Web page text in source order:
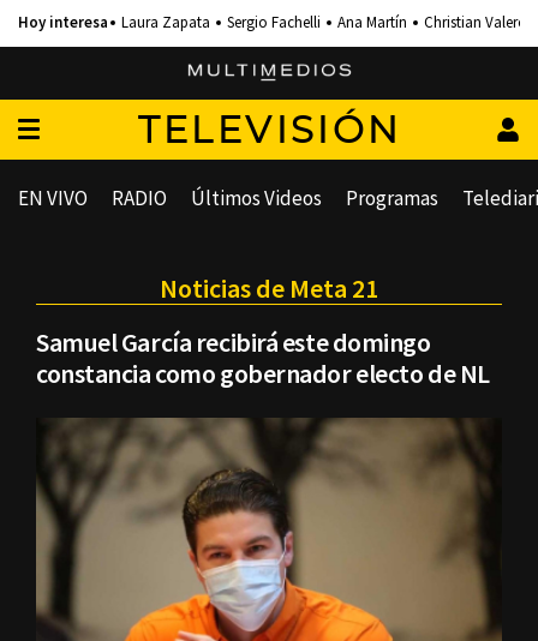
Laura Zapata Sergio Fachelli Ana Martín Christian Valero
TELEVISIÓN
EN VIVO RADIO Últimos Videos Programas
Noticias de Meta 21
Samuel García recibirá este domingo
constancia como gobernador electo de NL